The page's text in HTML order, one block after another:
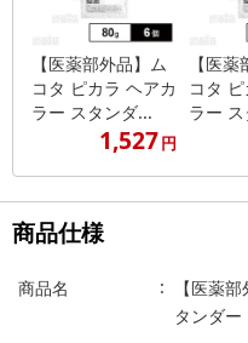
【医薬部外品】ム
コタ ピカラ ヘアカ
ラー スタンダ...
1,527円
【医
コタ
ラー
商品仕様
商品名
【医薬
タンダ